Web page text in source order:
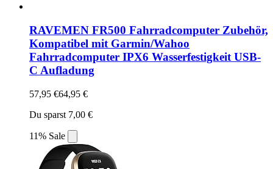
RAVEMEN FR500 Fahrradcomputer Zubehör,
Kompatibel mit Garmin/Wahoo
Fahrradcomputer IPX6 Wasserfestigkeit USB-
C Aufladung
57,95 €64,95 €
Du sparst 7,00 €
11% Sale